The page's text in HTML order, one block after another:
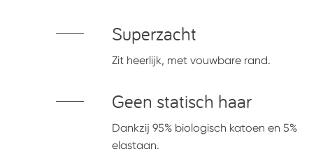
Superzacht
Zit heerlijk, met vouwbare rand.
Geen statisch haar
Dankzij 95% biologisch katoen en 5%
elastaan.